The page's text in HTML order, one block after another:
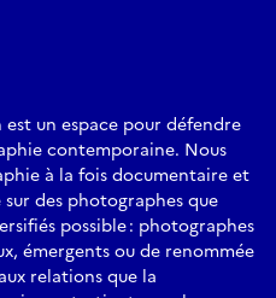
un espace pour défendre
contemporaine. Nous
à la fois documentaire et
des photographes que
possible : photographes
émergents ou de renommée
relations que la